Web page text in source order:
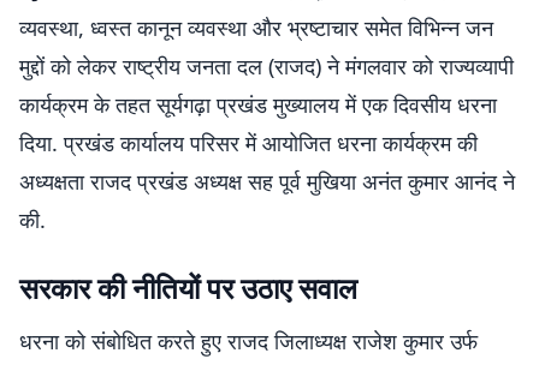
व्यवस्था, ध्वस्त कानून व्यवस्था और भ्रष्टाचार समेत विभिन्न जन
मुद्दों को लेकर राष्ट्रीय जनता दल (राजद) ने मंगलवार को राज्यव्यापी
कार्यक्रम के तहत सूर्यगढ़ा प्रखंड मुख्यालय में एक दिवसीय धरना
दिया. प्रखंड कार्यालय परिसर में आयोजित धरना कार्यक्रम की
अध्यक्षता राजद प्रखंड अध्यक्ष सह पूर्व मुखिया अनंत कुमार आनंद ने
की.
सरकार की नीतियों पर उठाए सवाल
धरना को संबोधित करते हुए राजद जिलाध्यक्ष राजेश कुमार उर्फ